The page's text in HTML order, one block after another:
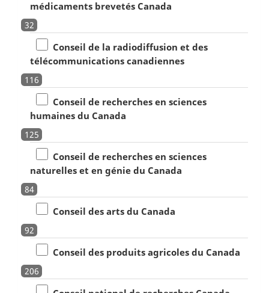
médicaments brevetés Canada
32
Conseil de la radiodiffusion et des
télécommunications canadiennes
116
Conseil de recherches en sciences
humaines du Canada
125
Conseil de recherches en sciences
naturelles et en génie du Canada
84
Conseil des arts du Canada
92
Conseil des produits agricoles du Canada
206